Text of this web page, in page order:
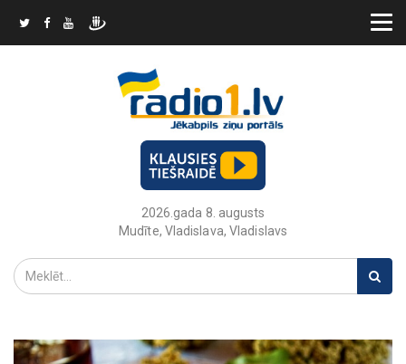
2026.gada 8. augusts
Mudīte, Vladislava, Vladislavs